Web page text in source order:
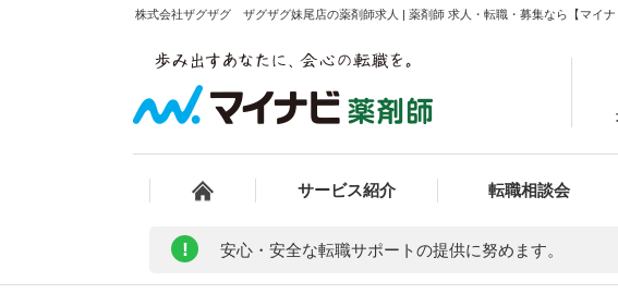
株式会社ザグザグ ザグザグ妹尾店の薬剤師求人 | 薬剤師 求人・転職・募集なら【マイナ
サービス紹介 転職相談会
! 安心・安全な転職サポートの提供に努めます。